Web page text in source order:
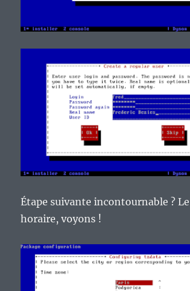
Étape suivante incontournable ?
horaire, voyons !